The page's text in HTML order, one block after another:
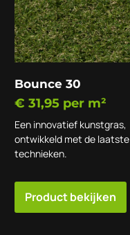
Bounce 30
€ 31,95 per m²
Een innovatief kunstgras,
ontwikkeld met de laatste
technieken.
Product bekijken